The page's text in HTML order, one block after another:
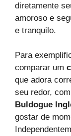
diretamente
amoroso e
e tranquilo.
Para
comparar um
que adora
seu redor,
Buldogue
gostar de